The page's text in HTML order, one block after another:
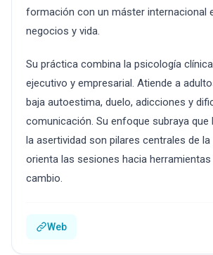
formación con un máster internacional
negocios y vida.
Su práctica combina la psicología
ejecutivo y empresarial. Atiende a
baja autoestima, duelo, adicciones y
comunicación. Su enfoque subraya
la asertividad son pilares centrales de
orienta las sesiones hacia
cambio.
Web